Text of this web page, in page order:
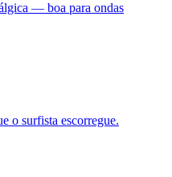
— boa para ondas
o surfista escorregue.